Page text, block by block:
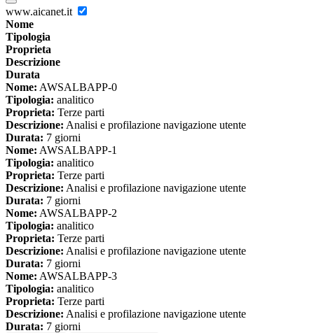
www.aicanet.it
Nome
Tipologia
Proprieta
Descrizione
Durata
Nome: AWSALBAPP-0
Tipologia: analitico
Proprieta: Terze parti
Descrizione: Analisi e profilazione navigazione utente
Durata: 7 giorni
Nome: AWSALBAPP-1
Tipologia: analitico
Proprieta: Terze parti
Descrizione: Analisi e profilazione navigazione utente
Durata: 7 giorni
Nome: AWSALBAPP-2
Tipologia: analitico
Proprieta: Terze parti
Descrizione: Analisi e profilazione navigazione utente
Durata: 7 giorni
Nome: AWSALBAPP-3
Tipologia: analitico
Proprieta: Terze parti
Descrizione: Analisi e profilazione navigazione utente
Durata: 7 giorni